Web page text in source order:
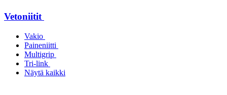
Vetoniitit
Vakio
Paineniitti
Multigrip
Tri-link
Näytä kaikki